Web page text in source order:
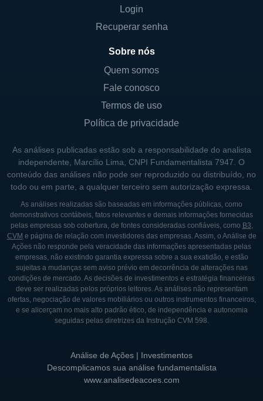
Login
Recuperar senha
Sobre nós
Quem somos
Fale conosco
Termos de uso
Política de privacidade
As análises publicadas estão sob a responsabilidade do analista
independente, Marcílio Lima, CNPI Fundamentalista 7947. O
conteúdo das análises não pode ser reproduzido ou distribuído, no
todo ou em parte, a qualquer terceiro sem autorização expressa.
As análises realizadas são baseadas em informações públicas, como
demonstrativos contábeis, fatos relevantes e demais informações fornecidas
pelas empresas sob cobertura, de fontes consideradas confiáveis, como B3,
CVM e página de relação com investidores das empresas. Assim, o Análise de
Ações não responde pela veracidade das informações apresentadas pelas
empresas, não existindo garantia expressa sobre a sua exatidão, e estão
sujeitas a mudanças sem aviso prévio em decorrência de alterações nas
condições de mercado. As decisões de investimentos e estratégia financeiras
deve ser realizadas pelos próprios leitores. As análises não representam
ofertas, negociação de valores mobiliários ou outros instrumentos financeiros,
e se alicerçam no mais alto padrão ético, de independência e autonomia
seguidas pelas diretrizes da Instrução CVM 598.
Análise de Ações | Investimentos
Descomplicamos sua análise fundamentalista
www.analisedeacoes.com